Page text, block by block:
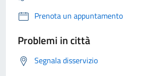
Prenota un appuntamento
Problemi in città
Segnala disservizio